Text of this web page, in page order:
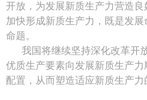
开放，为发展新质生产力营造良
加快形成新质生产力，既是发
命题。
我国将继续坚持深化改革开
优质生产要素向发展新质生产
配置，从而塑造适应新质生产力